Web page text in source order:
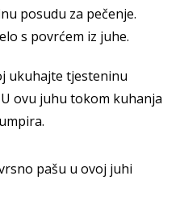
posudu za pečenje.
s povrćem iz juhe.
ukuhajte tjesteninu
ovu juhu tokom kuhanja
pašu u ovoj juhi